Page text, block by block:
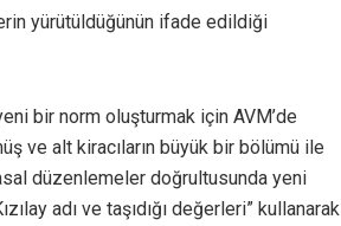
yürütüldüğünün ifade edildiği
bir norm oluşturmak için AVM’de
ve alt kiracıların büyük bir bölümü ile
düzenlemeler doğrultusunda yeni
adı ve taşıdığı değerleri” kullanarak